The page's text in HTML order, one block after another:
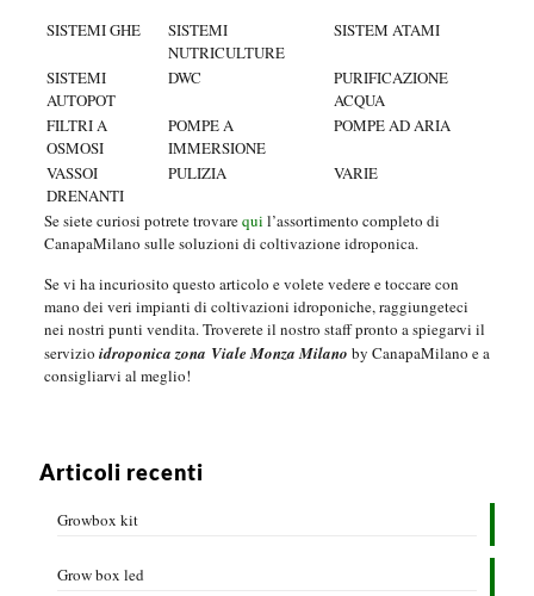
SISTEMI GHE
SISTEMI
NUTRICULTURE
SISTEM ATAMI
SISTEMI
AUTOPOT
DWC
PURIFICAZIONE
ACQUA
FILTRI A
OSMOSI
POMPE A
IMMERSIONE
POMPE AD ARIA
VASSOI
DRENANTI
PULIZIA VARIE
Se siete curiosi potrete trovarequi l’assortimento completo di
CanapaMilano sulle soluzioni di coltivazione idroponica.
Se vi ha incuriosito questo articolo e volete vedere e toccare con
mano dei veri impianti di coltivazioni idroponiche, raggiungeteci
nei nostri punti vendita.Troverete il nostro staff pronto a spiegarvi il
servizio idroponica zona Viale Monza Milano by CanapaMilano e a
consigliarvi al meglio!
Articoli recenti
Growbox kit
Grow box led